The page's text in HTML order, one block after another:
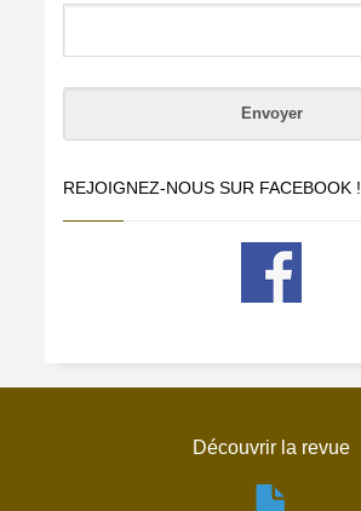
REJOIGNEZ-NOUS SUR FACEBOOK !
Découvrir la revue